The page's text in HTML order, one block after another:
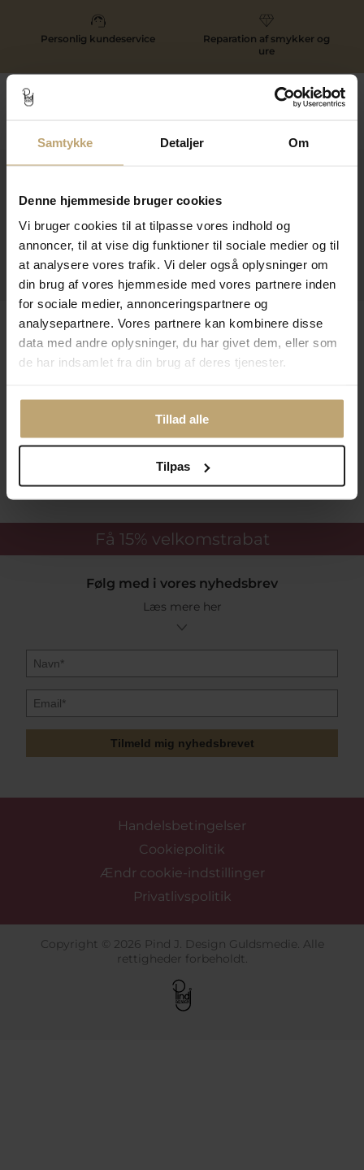
Samtykke Detaljer Om
Denne hjemmeside bruger cookies
Vi bruger cookies til at tilpasse vores indhold og
annoncer, til at vise dig funktioner til sociale medier og til
at analysere vores trafik. Vi deler også oplysninger om
din brug af vores hjemmeside med vores partnere inden
for sociale medier, annonceringspartnere og
analysepartnere. Vores partnere kan kombinere disse
data med andre oplysninger, du har givet dem, eller som
de har indsamlet fra din brug af deres tjenester.
Tillad alle
Tilpas
Personlig kundeservice
Reparation af smykker og
ure
Åbningstider I Butikken
Information
Praktiske Sider
Leveringsmuligheder
Sikker Og Tryg E-Handel
Få 15% velkomstrabat
Følg med i vores nyhedsbrev
Læs mere her
Tilmeld mig nyhedsbrevet
Handelsbetingelser
Cookiepolitik
Ændr cookie-indstillinger
Privatlivspolitik
Copyright © 2026 Pind J. Design Guldsmedie. Alle
rettigheder forbeholdt.